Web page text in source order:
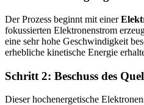
Der Prozess beginnt mit einer
fokussierten Elektronenstrom
eine sehr hohe Geschwindigkeit
erhebliche kinetische Energie
Schritt 2: Beschuss des
Dieser hochenergetische